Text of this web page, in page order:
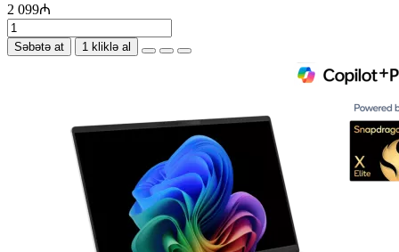
2 099₼
Səbətə at 1 kliklə al